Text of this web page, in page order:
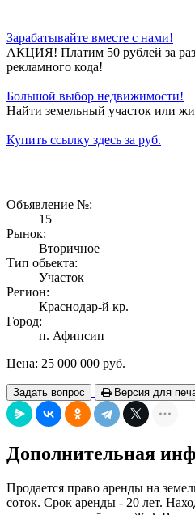
Зарабатывайте вместе с нами!
АКЦИЯ! Платим 50 рублей за
рекламного кода!
Большой выбор недвижимости!
Найти земельный участок или
Купить ссылку здесь за руб.
Объявление №:
15
Рынок:
Вторичное
Тип обьекта:
Участок
Регион:
Краснодар-й кр.
Город:
п. Афипсип
Цена: 25 000 000 руб.
Задать вопрос Версия для
Дополнительная
Продается право аренды на
соток. Срок аренды - 20 лет.